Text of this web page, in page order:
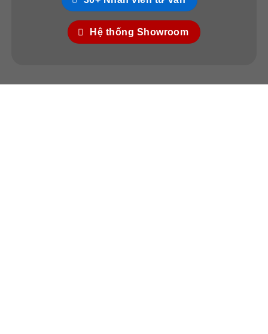
Hệ thống Showroom